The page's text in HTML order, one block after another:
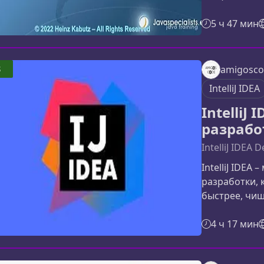
найдете
и ключевые
понять
раскрывает
как
разработку,
получать
5 ч 47 мин
IntelliJ IDEA
IntelliJ
IntelliJ IDEA
IntelliJ IDEA
разработки,
быстрее,
через
настройки
4 ч 17 мин